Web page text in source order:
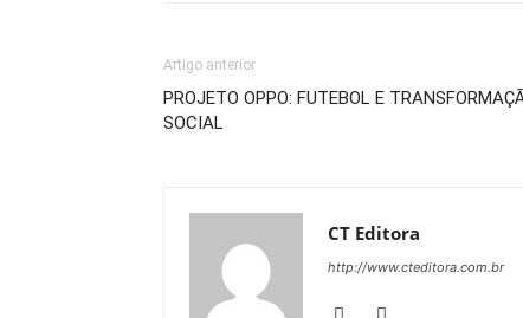
Artigo anterior
PROJETO OPPO: FUTEBOL E
SOCIAL
CT Editora
http://www.cteditora.com.br